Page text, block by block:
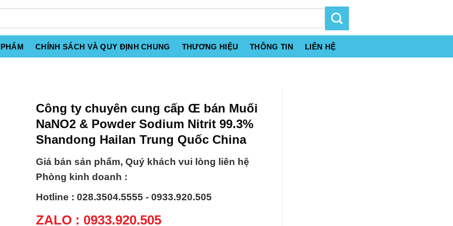
CHÍNH SÁCH VÀ QUY ĐỊNH CHUNG THƯƠNG HIỆU THÔNG TIN LIÊN HỆ
Công ty chuyên cung cấp Œ bán Muối
NaNO2 & Powder Sodium Nitrit 99.3%
Shandong Hailan Trung Quốc China
Giá bán sản phẩm, Quý khách vui lòng liên hệ
Phòng kinh doanh :
Hotline : 028.3504.5555 - 0933.920.505
ZALO : 0933.920.505